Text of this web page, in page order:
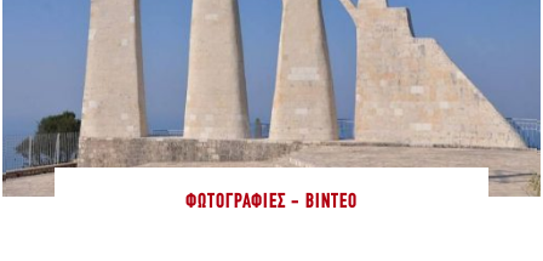
ΦΩΤΟΓΡΑΦΊΕΣ - ΒΊΝΤΕΟ